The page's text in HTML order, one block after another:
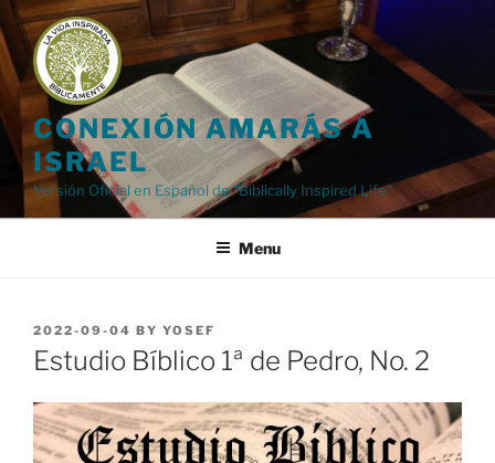
Skip
to
content
CONEXIÓN AMARÁS A
ISRAEL
Versión Oficial en Español de "Biblically Inspired Life"
Menu
POSTED
ON
2022-09-04 BY YOSEF
Estudio Bíblico 1ª de Pedro, No. 2